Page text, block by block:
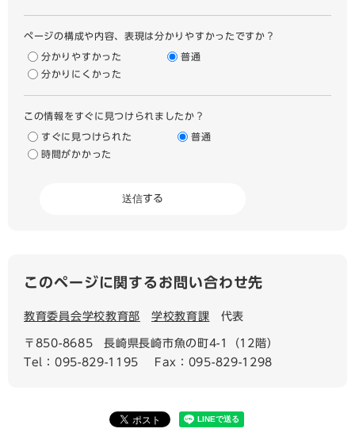
ページの構成や内容、表現は分かりやすかったですか？
分かりやすかった
普通
分かりにくかった
この情報をすぐに見つけられましたか？
すぐに見つけられた
普通
時間がかかった
このページに関するお問い合わせ先
教育委員会学校教育部 学校教育課 代表
〒850-8685
長崎県長崎市魚の町4-1（12階）
Tel：095-829-1195
Fax：095-829-1298